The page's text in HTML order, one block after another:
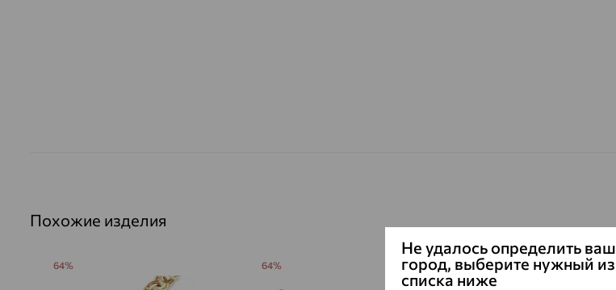
Похожие изделия
64% 64% 64%
Не удалось определить ваш
город, выберите нужный из
списка ниже